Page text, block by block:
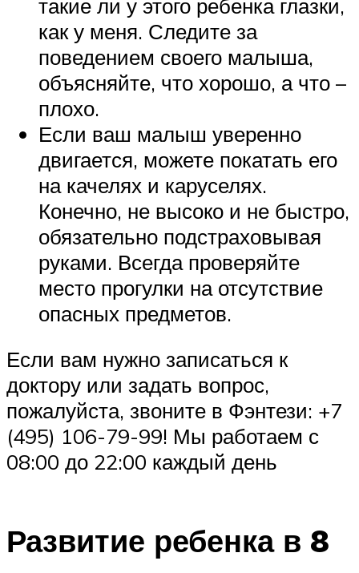
такие ли у этого ребенка глазки,
как у меня. Следите за
поведением своего малыша,
объясняйте, что хорошо, а что –
плохо.
Если ваш малыш уверенно
двигается, можете покатать его
на качелях и каруселях.
Конечно, не высоко и не быстро,
обязательно подстраховывая
руками. Всегда проверяйте
место прогулки на отсутствие
опасных предметов.
Если вам нужно записаться к
доктору или задать вопрос,
пожалуйста, звоните в Фэнтези: +7
(495) 106-79-99! Мы работаем с
08:00 до 22:00 каждый день
Развитие ребенка в 8